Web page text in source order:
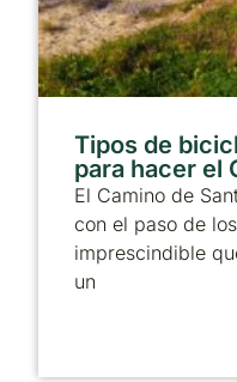
Tipos de
para hacer el
El Camino de
con el paso de
imprescindible
un